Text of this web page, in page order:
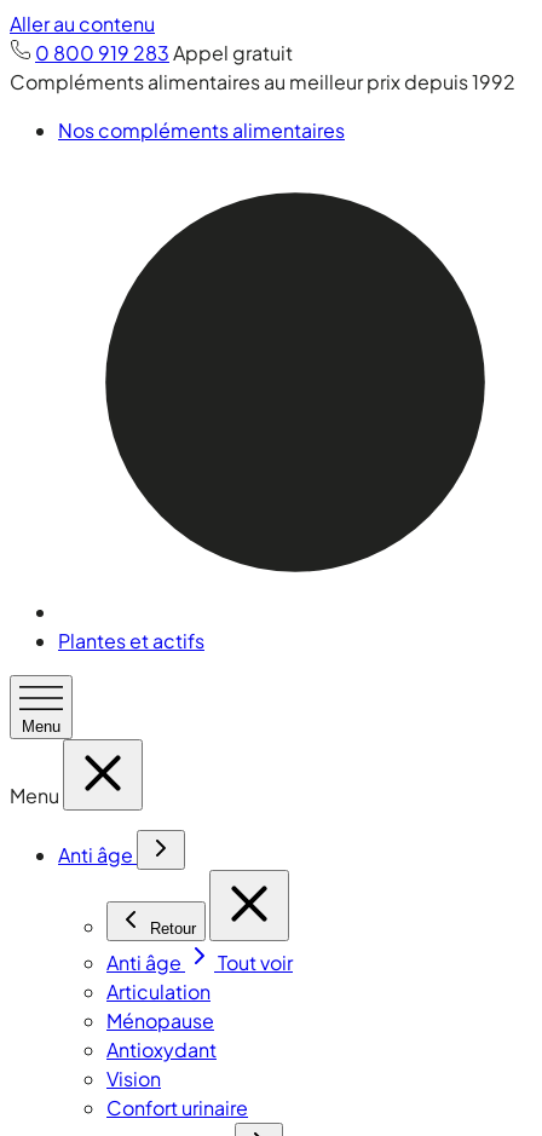
Aller au contenu
0 800 919 283Appel gratuit
Compléments alimentaires au meilleur prix depuis 1992
Nos compléments alimentaires
Plantes et actifs
Menu
Menu
Anti âge
Retour
Anti âge
Tout voir
Articulation
Ménopause
Antioxydant
Vision
Confort urinaire